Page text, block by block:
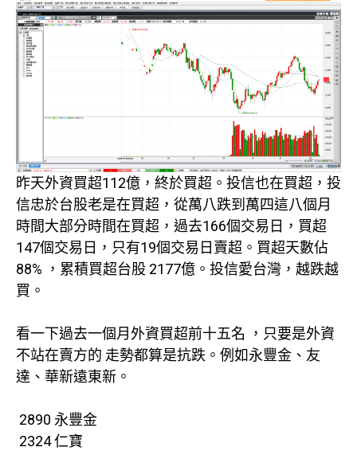
昨天外資買超112億，終於買超。投信也在買超，投
信忠於台股老是在買超，從萬八跌到萬四這八個月
時間大部分時間在買超，過去166個交易日，買超
147個交易日，只有19個交易日賣超。買超天數佔
88% ，累積買超台股 2177億。投信愛台灣，越跌越
買。
看一下過去一個月外資買超前十五名 ，只要是外資
不站在賣方的 走勢都算是抗跌。例如永豐金、友
達、華新遠東新。
2890 永豐金
2324 仁寶